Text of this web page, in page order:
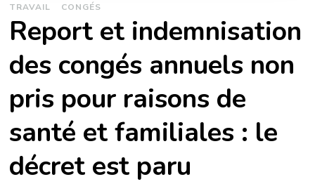
TRAVAIL
CONGÉS
Report et indemnisation
des congés annuels non
pris pour raisons de
santé et familiales : le
décret est paru